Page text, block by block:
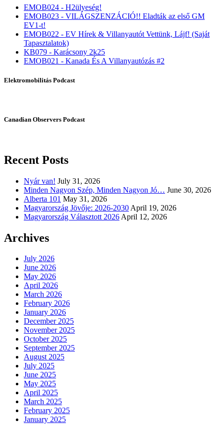
EMOB024 - H2ülyeség!
EMOB023 - VILÁGSZENZÁCIÓ!! Eladták az első GM
EV1-t!
EMOB022 - EV Hírek & Villanyautót Vettünk, Lájf! (Saját
Tapasztalatok)
KB079 - Karácsony 2k25
EMOB021 - Kanada És A Villanyautózás #2
Elektromobilitás Podcast
Canadian Observers Podcast
Recent Posts
Nyár van! July 31, 2026
Minden Nagyon Szép, Minden Nagyon Jó… June 30, 2026
Alberta 101 May 31, 2026
Magyarország Jövője: 2026-2030 April 19, 2026
Magyarország Választott 2026 April 12, 2026
Archives
July 2026
June 2026
May 2026
April 2026
March 2026
February 2026
January 2026
December 2025
November 2025
October 2025
September 2025
August 2025
July 2025
June 2025
May 2025
April 2025
March 2025
February 2025
January 2025